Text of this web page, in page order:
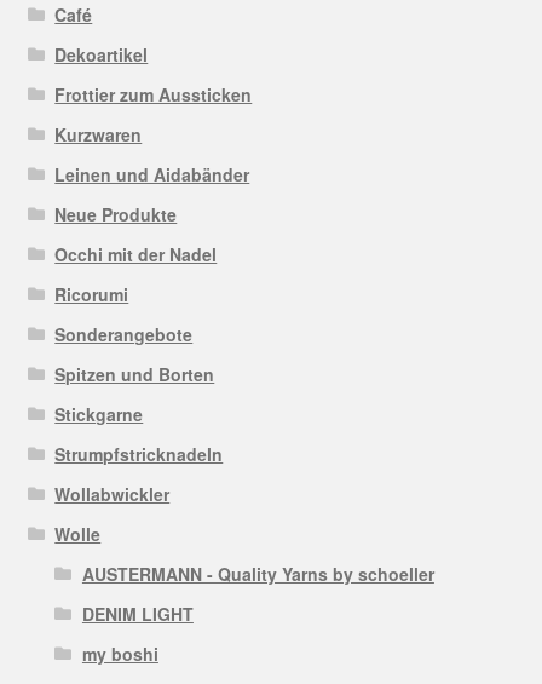
Café
Dekoartikel
Frottier zum Aussticken
Kurzwaren
Leinen und Aidabänder
Neue Produkte
Occhi mit der Nadel
Ricorumi
Sonderangebote
Spitzen und Borten
Stickgarne
Strumpfstricknadeln
Wollabwickler
Wolle
AUSTERMANN - Quality Yarns by schoeller
DENIM LIGHT
my boshi